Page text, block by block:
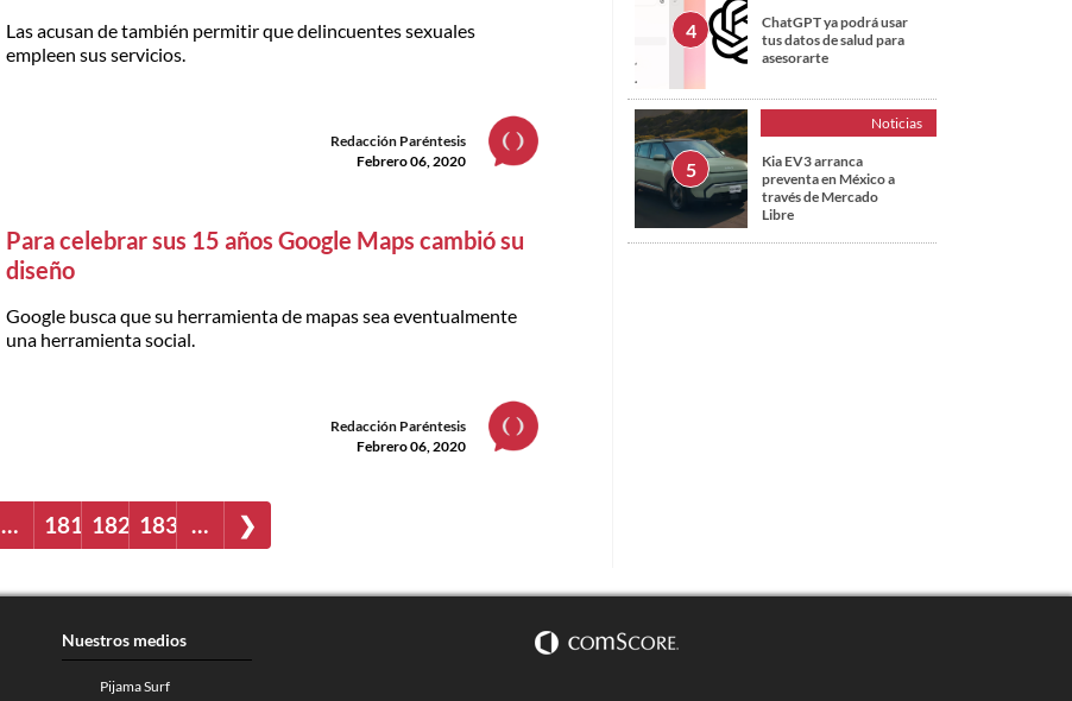
Las acusan de también permitir que delincuentes sexuales
empleen sus servicios.
Redacción Paréntesis
Febrero 06, 2020
Para celebrar sus 15 años Google Maps cambió su
diseño
Google busca que su herramienta de mapas sea eventualmente
una herramienta social.
Redacción Paréntesis
Febrero 06, 2020
… 181 182 183 … ❯
ChatGPT ya podrá usar
tus datos de salud para
asesorarte
Noticias
Kia EV3 arranca
preventa en México a
través de Mercado
Libre
Nuestros medios
Pijama Surf